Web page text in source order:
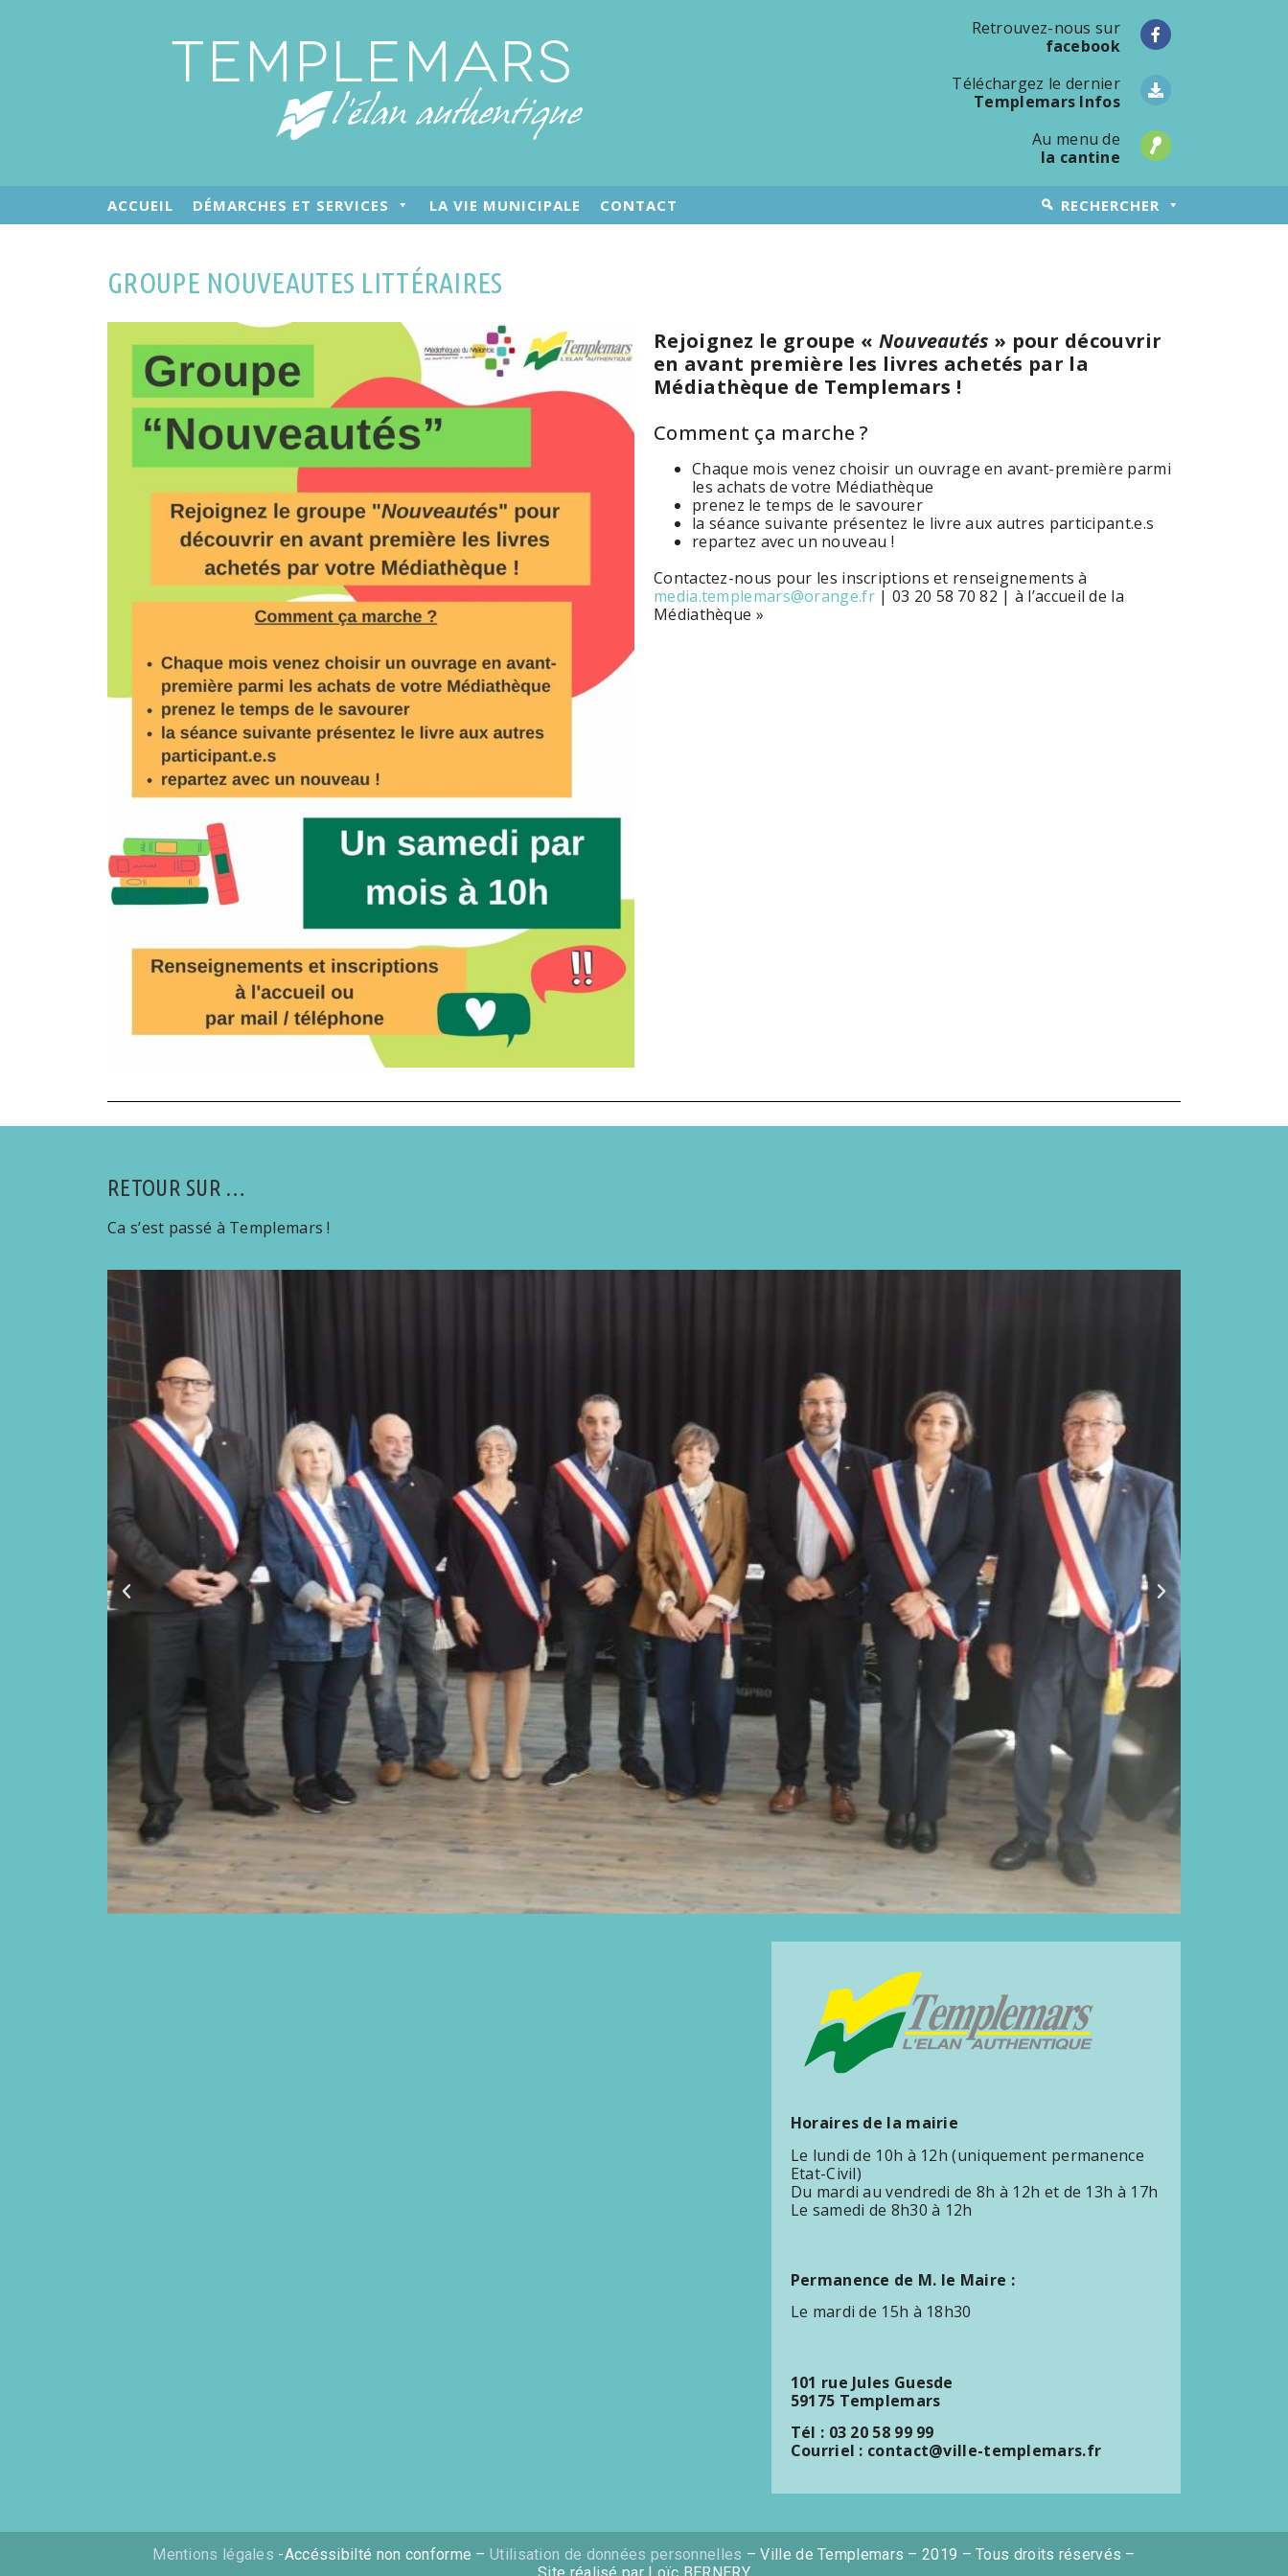
Retrouvez-nous sur
facebook
Téléchargez le dernier
Templemars Infos
Au menu de
la cantine
ACCUEIL DÉMARCHES ET SERVICES LA VIE MUNICIPALE CONTACT RECHERCHER
GROUPE NOUVEAUTES LITTÉRAIRES
Rejoignez le groupe « Nouveautés » pour découvrir
en avant première les livres achetés par la
Médiathèque de Templemars !
Comment ça marche ?
Chaque mois venez choisir un ouvrage en avant-première parmi
les achats de votre Médiathèque
prenez le temps de le savourer
la séance suivante présentez le livre aux autres participant.e.s
repartez avec un nouveau !
Contactez-nous pour les inscriptions et renseignements à
media.templemars@orange.fr| 03 20 58 70 82 | à l’accueil de la
Médiathèque »
RETOUR SUR …
Ca s’est passé à Templemars !
Horaires de la mairie
Le lundi de 10h à 12h (uniquement permanence
Etat-Civil)
Du mardi au vendredi de 8h à 12h et de 13h à 17h
Le samedi de 8h30 à 12h
Permanence de M. le Maire :
Le mardi de 15h à 18h30
101 rue Jules Guesde
59175 Templemars
Tél : 03 20 58 99 99
Courriel : contact@ville-templemars.fr
Mentions légales -Accéssibilté non conforme –Utilisation de données personnelles – Ville de Templemars – 2019 – Tous droits réservés –
Site réalisé par Loïc BERNERY